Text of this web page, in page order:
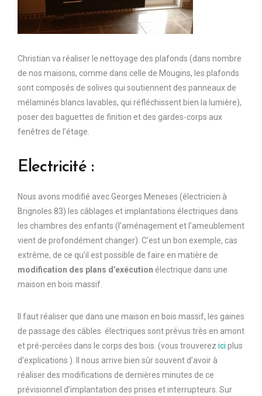
Christian va réaliser le nettoyage des plafonds (dans nombre
de nos maisons, comme dans celle de Mougins, les plafonds
sont composés de solives qui soutiennent des panneaux de
mélaminés blancs lavables, qui réfléchissent bien la lumière),
poser des baguettes de finition et des gardes-corps aux
fenêtres de l’étage.
Electricité :
Nous avons modifié avec Georges Meneses (électricien à
Brignoles 83) les câblages et implantations électriques dans
les chambres des enfants (l’aménagement et l’ameublement
vient de profondément changer). C’est un bon exemple, cas
extrême, de ce qu’il est possible de faire en matière de
modification des plans d’exécution électrique dans une
maison en bois massif.
Il faut réaliser que dans une maison en bois massif, les gaines
de passage des câbles électriques sont prévus très en amont
et pré-percées dans le corps des bois. (vous trouverez ici plus
d’explications ). Il nous arrive bien sûr souvent d’avoir à
réaliser des modifications de dernières minutes de ce
prévisionnel d’implantation des prises et interrupteurs. Sur